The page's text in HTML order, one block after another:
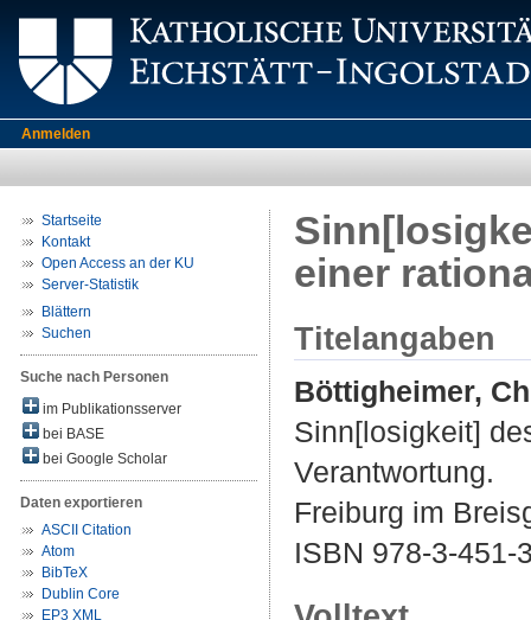
Anmelden
Startseite
Kontakt
Open Access an der KU
Server-Statistik
Blättern
Suchen
Suche nach Personen
im Publikationsserver
bei BASE
bei Google Scholar
Daten exportieren
ASCII Citation
Atom
BibTeX
Dublin Core
EP3 XML
einer
Titelangaben
Böttigheimer,
Sinn[losigkeit]
Verantwortung.
Freiburg im
ISBN 978-3-451-